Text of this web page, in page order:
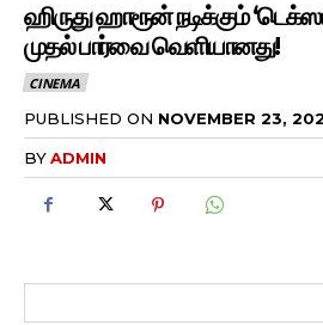
ஹிருது ஹாரூன் நடிக்கும்
முதல் பார்வை வெளியானது!
CINEMA
PUBLISHED ON NOVEMBER 23,
BYADMIN